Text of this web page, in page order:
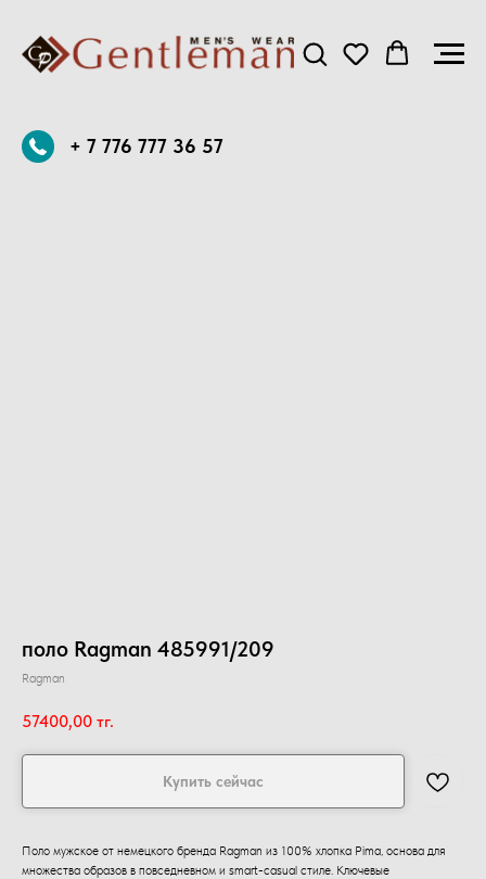
+ 7 776 777 36 57
поло Ragman 485991/209
Ragman
57400,00 тг.
Купить сейчас
Поло мужское от немецкого бренда Ragman из 100% хлопка Pima, основа для
множества образов в повседневном и smart-casual стиле. Ключевые